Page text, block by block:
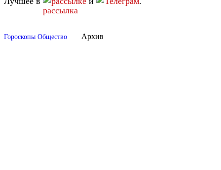
Гороскопы Общество Архив